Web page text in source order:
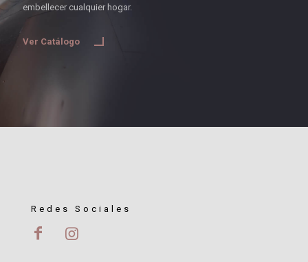
embellecer cualquier hogar.
Ver Catálogo
Redes Sociales